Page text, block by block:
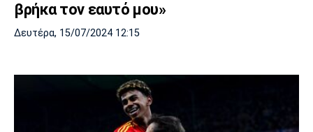
βρήκα τον εαυτό μου»
Δευτέρα, 15/07/2024 12:15